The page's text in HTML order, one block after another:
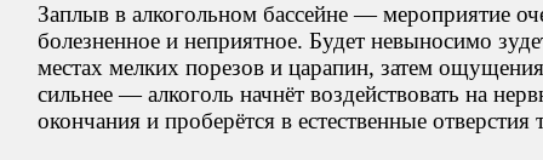
Заплыв в алкогольном бассейне — мероприятие
болезненное и неприятное. Будет невыносимо
местах мелких порезов и царапин, затем
сильнее — алкоголь начнёт воздействовать на
окончания и проберётся в естественные отверстия